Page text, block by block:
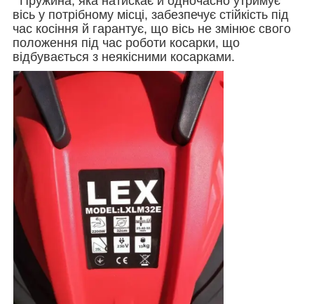
вісь у потрібному місці, забезпечує стійкість під
час косіння й гарантує, що вісь не змінює свого
положення під час роботи косарки, що
відбувається з неякісними косарками.